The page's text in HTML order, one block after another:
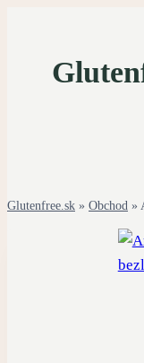
content
Glutenfree.sk » Obchod »